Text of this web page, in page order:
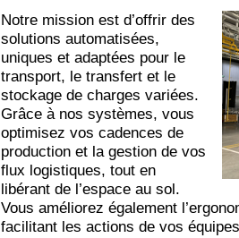
Notre mission est d’offrir des
solutions automatisées,
uniques et adaptées pour le
transport, le transfert et le
stockage de charges variées.
Grâce à nos systèmes, vous
optimisez vos cadences de
production et la gestion de vos
flux logistiques, tout en
libérant de l’espace au sol.
Vous améliorez également
facilitant les actions de vos